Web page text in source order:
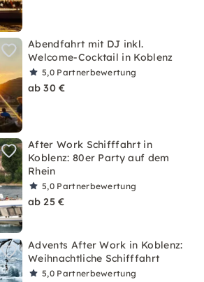
Abendfahrt mit DJ inkl.
Welcome-Cocktail in Koblenz
5,0 Partnerbewertung
ab 30 €
After Work Schifffahrt in
Koblenz: 80er Party auf dem
Rhein
5,0 Partnerbewertung
ab 25 €
Advents After Work in Koblenz:
Weihnachtliche Schifffahrt
5,0 Partnerbewertung